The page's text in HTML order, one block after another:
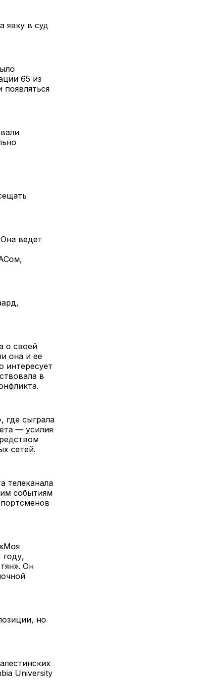
явку в суд
65 из
ведет
о своей
она и ее
интересует
в
где сыграла
— усилия
сетей.
телеканала
событиям
году,
Он
но
University